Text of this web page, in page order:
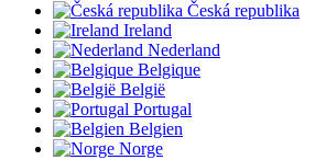
Česká republika
Ireland
Nederland
Belgique
België
Portugal
Belgien
Norge